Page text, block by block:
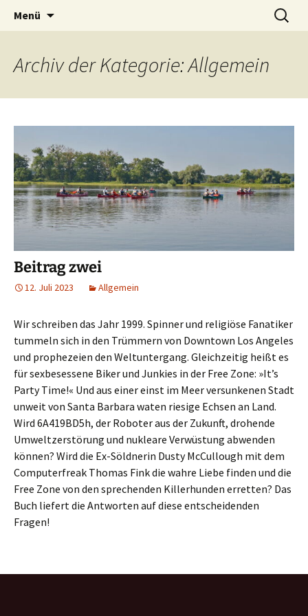
Carcosa
Phantastische Weltliteratur
Menü
Suchen
nach:
Archiv der Kategorie: Allgemein
Beitrag zwei
12. Juli 2023 Allgemein
Wir schrei­ben das Jahr 1999. Spinner und reli­giöse Fanatiker
tum­meln sich in den Trümmern von Downtown Los Angeles
und pro­phe­zeien den Weltuntergang. Gleichzeitig heißt es
für sex­be­ses­sene Biker und Junkies in der Free Zone: »It’s
Party Time!« Und aus einer einst im Meer ver­sun­ke­nen Stadt
unweit von Santa Barbara waten rie­sige Echsen an Land.
Wird 6A419BD5h, der Roboter aus der Zukunft, dro­hende
Umweltzerstörung und nukleare Verwüstung abwen­den
können? Wird die Ex-Söldnerin Dusty McCullough mit dem
Computerfreak Thomas Fink die wahre Liebe finden und die
Free Zone von den spre­chen­den Killerhunden erret­ten? Das
Buch lie­fert die Antworten auf diese ent­schei­den­den
Fragen!